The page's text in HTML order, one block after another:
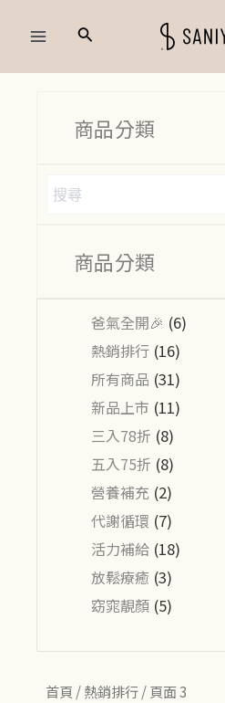
搜
商品分類
商品分類
爸氣全開🎉 (6)
熱銷排行 (16)
所有商品 (31)
新品上市 (11)
三入78折 (8)
五入75折 (8)
營養補充 (2)
代謝循環 (7)
活力補給 (18)
放鬆療癒 (3)
窈窕靚顏 (5)
首頁 /熱銷排行/ 頁面 3